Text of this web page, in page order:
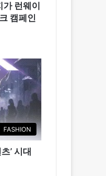
런웨이
캠페인
FASHION
’ 시대